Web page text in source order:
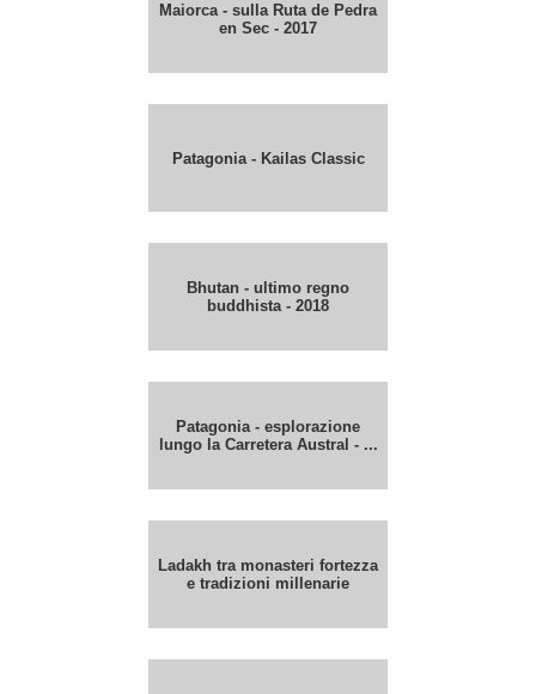
Maiorca - sulla Ruta de Pedra
en Sec - 2017
Patagonia - Kailas Classic
Bhutan - ultimo regno
buddhista - 2018
Patagonia - esplorazione
lungo la Carretera Austral - ...
Ladakh tra monasteri fortezza
e tradizioni millenarie